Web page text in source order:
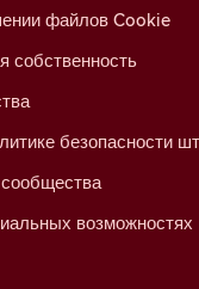
файлов Cookie
собственность
безопасности
возможностях